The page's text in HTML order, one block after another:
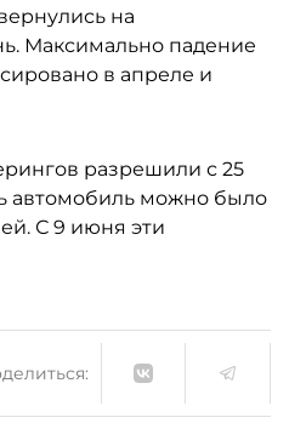
на
Максимально падение
в апреле и
разрешили с 25
автомобиль можно было
С 9 июня эти